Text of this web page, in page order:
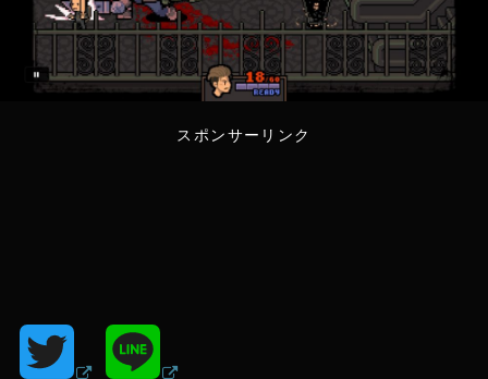
スポンサーリンク